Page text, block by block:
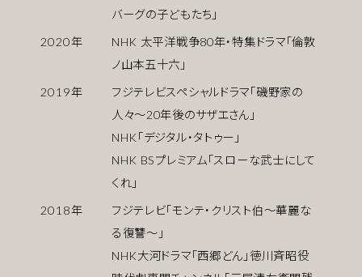
バーグの子どもたち」
2020年
NHK 太平洋戦争80年・特集ドラマ「倫敦
ノ山本五十六」
2019年
フジテレビスペシャルドラマ「磯野家の
人々〜20年後のサザエさん」
NHK「デジタル・タトゥー」
NHK BSプレミアム「スローな武士にして
くれ」
2018年
フジテレビ「モンテ・クリスト伯〜華麗な
る復讐〜」
NHK大河ドラマ「西郷どん」徳川斉昭役